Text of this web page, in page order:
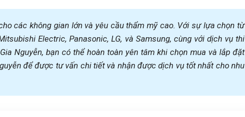
các không gian lớn và yêu cầu thẩm mỹ cao. Với sự lựa chọn từ
Electric, Panasonic, LG, và Samsung, cùng với dịch vụ thi
Nguyễn, bạn có thể hoàn toàn yên tâm khi chọn mua và lắp đặt
để được tư vấn chi tiết và nhận được dịch vụ tốt nhất cho nhu